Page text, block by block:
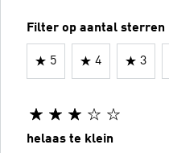
Filter op aantal sterren
5 4 3
helaas te klein